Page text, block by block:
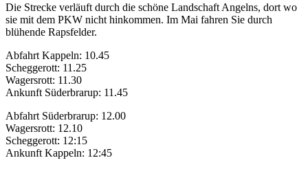
Die Strecke verläuft durch die schöne Landschaft Angelns, dort wo
sie mit dem PKW nicht hinkommen. Im Mai fahren Sie durch
blühende Rapsfelder.
Abfahrt Kappeln: 10.45
Scheggerott: 11.25
Wagersrott: 11.30
Ankunft Süderbrarup: 11.45
Abfahrt Süderbrarup: 12.00
Wagersrott: 12.10
Scheggerott: 12:15
Ankunft Kappeln: 12:45